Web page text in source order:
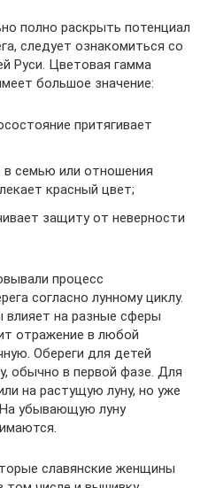
полно раскрыть потенциал
следует ознакомиться со
Руси. Цветовая гамма
большое значение:
притягивает
семью или отношения
красный цвет;
защиту от неверности
процесс
согласно лунному циклу.
на разные сферы
отражение в любой
Обереги для детей
обычно в первой фазе. Для
на растущую луну, но уже
убывающую луну
славянские женщины